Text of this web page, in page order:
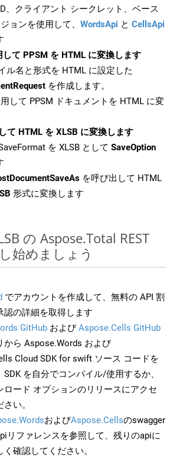
、クライアント シークレット、ベース
ョンを使用して、 WordsApi と CellsApi
して PPSM を HTML に変換します
ル名と形式を HTML に設定した
を作成します。
して PPSM ドキュメントを HTML に変
て HTML を XLSB に変換します
を XLSB として SaveOption
を呼び出して HTML
形式に変換します
の Aspose.Total REST
始めましょう
でアカウントを作成して、無料の API 割
認の詳細を取得します
GitHub およびAspose.Cells GitHub
から Aspose.Words および
Cloud SDK for swift ソース コードを
SDK を自分でコンパイル/使用するか、
ロード オプションのリリースにアクセ
い。
およびAspose.Cellsのswagger
リファレンスを参照して、残りのapiに
確認してください。